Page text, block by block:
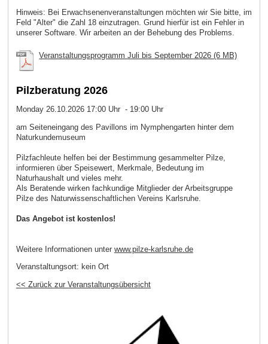
Hinweis: Bei Erwachsenenveranstaltungen möchten wir Sie bitte, im
Feld "Alter" die Zahl 18 einzutragen. Grund hierfür ist ein Fehler in
unserer Software. Wir arbeiten an der Behebung des Problems.
Veranstaltungsprogramm Juli bis September 2026 (6 MB)
Pilzberatung 2026
Monday 26.10.2026 17:00 Uhr - 19:00 Uhr
am Seiteneingang des Pavillons im Nymphengarten hinter dem
Naturkundemuseum
Pilzfachleute helfen bei der Bestimmung gesammelter Pilze,
informieren über Speisewert, Merkmale, Bedeutung im
Naturhaushalt und vieles mehr.
Als Beratende wirken fachkundige Mitglieder der Arbeitsgruppe
Pilze des Naturwissenschaftlichen Vereins Karlsruhe.
Das Angebot ist kostenlos!
Weitere Informationen unter www.pilze-karlsruhe.de
Veranstaltungsort: kein Ort
<< Zurück zur Veranstaltungsübersicht